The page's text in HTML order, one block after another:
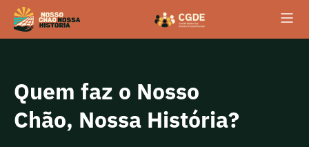
conteúdo
Quem faz o Nosso
Chão, Nossa História?